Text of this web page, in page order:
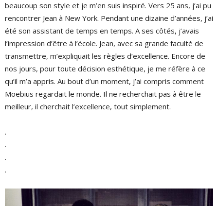
beaucoup son style et je m’en suis inspiré. Vers 25 ans, j’ai pu
rencontrer Jean à New York. Pendant une dizaine d’années, j’ai
été son assistant de temps en temps. A ses côtés, j’avais
l’impression d’être à l’école. Jean, avec sa grande faculté de
transmettre, m’expliquait les règles d’excellence. Encore de
nos jours, pour toute décision esthétique, je me réfère à ce
qu’il m’a appris. Au bout d’un moment, j’ai compris comment
Moebius regardait le monde. Il ne recherchait pas à être le
meilleur, il cherchait l’excellence, tout simplement.
.
.
.
.